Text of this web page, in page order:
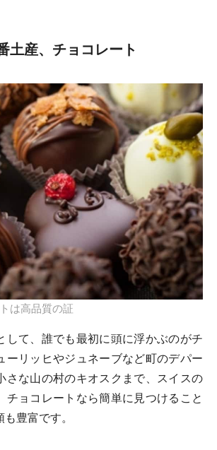
土産、チョコレート
は高品質の証
して、誰でも最初に頭に浮かぶのがチ
ーリッヒやジュネーブなど町のデパー
さな山の村のキオスクまで、スイスの
チョコレートなら簡単に見つけること
豊富です。